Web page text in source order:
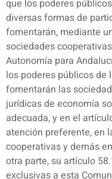
que los poderes
diversas formas de
fomentarán, mediante
sociedades
Autonomía para
los poderes públicos de
fomentarán las
jurídicas de economía
adecuada, y en el
atención preferente, en
cooperativas y demás
otra parte, su artículo
exclusivas a esta